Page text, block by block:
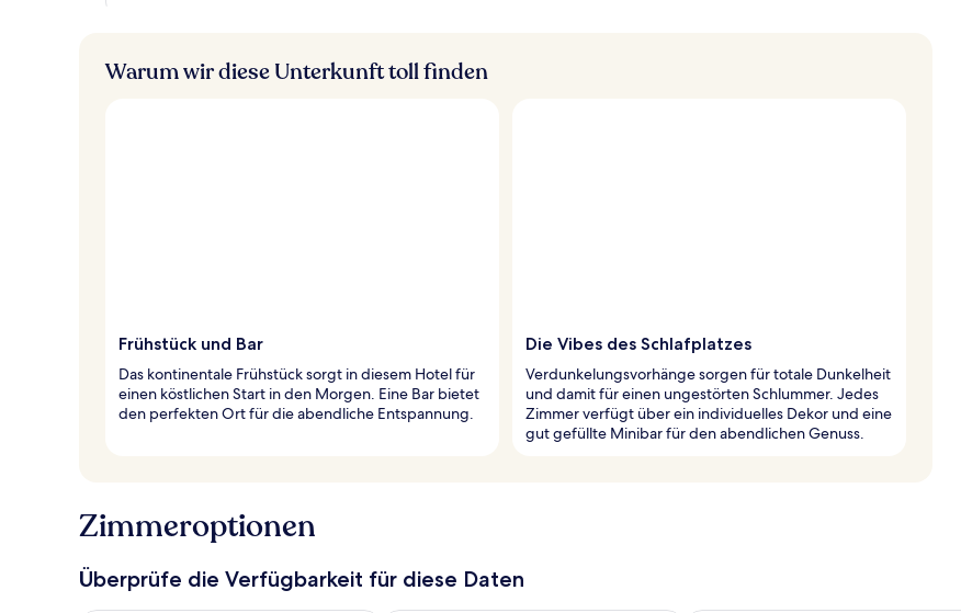
Warum wir diese Unterkunft toll finden
Frühstück und Bar
Das kontinentale Frühstück sorgt in diesem Hotel für
einen köstlichen Start in den Morgen. Eine Bar bietet
den perfekten Ort für die abendliche Entspannung.
Die Vibes des Schlafplatzes
Verdunkelungsvorhänge sorgen für totale Dunkelheit
und damit für einen ungestörten Schlummer. Jedes
Zimmer verfügt über ein individuelles Dekor und eine
gut gefüllte Minibar für den abendlichen Genuss.
Zimmeroptionen
Überprüfe die Verfügbarkeit für diese Daten